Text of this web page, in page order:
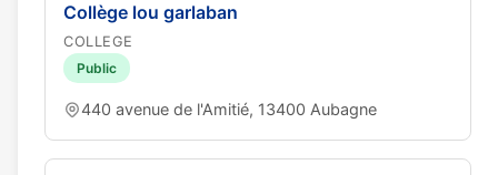
Collège lou garlaban
COLLEGE
Public
440 avenue de l'Amitié, 13400 Aubagne